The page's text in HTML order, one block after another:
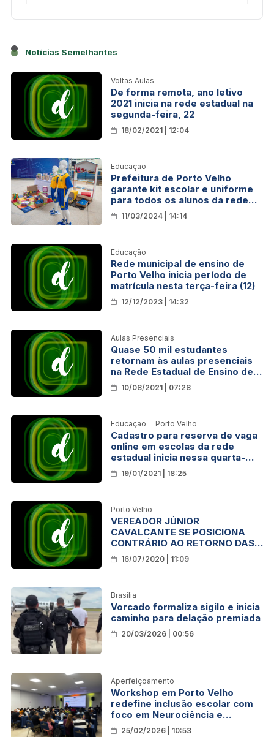
Notícias Semelhantes
Voltas Aulas
De forma remota, ano letivo
2021 inicia na rede estadual na
segunda-feira, 22
18/02/2021 | 12:04
Educação
Prefeitura de Porto Velho
garante kit escolar e uniforme
para todos os alunos da rede
municipal de ensino
11/03/2024 | 14:14
Educação
Rede municipal de ensino de
Porto Velho inicia período de
matrícula nesta terça-feira (12)
12/12/2023 | 14:32
Aulas Presenciais
Quase 50 mil estudantes
retornam às aulas presenciais
na Rede Estadual de Ensino de
Rondônia
10/08/2021 | 07:28
Educação Porto Velho
Cadastro para reserva de vaga
online em escolas da rede
estadual inicia nessa quarta-
feira, 20
19/01/2021 | 18:25
Porto Velho
VEREADOR JÚNIOR
CAVALCANTE SE POSICIONA
CONTRÁRIO AO RETORNO DAS
AULAS NA REDE MUNICIPAL E
ESTADUAL DE ENSINO
16/07/2020 | 11:09
Brasília
Vorcado formaliza sigilo e inicia
caminho para delação premiada
20/03/2026 | 00:56
Aperfeiçoamento
Workshop em Porto Velho
redefine inclusão escolar com
foco em Neurociência e
Governança Educacional
25/02/2026 | 10:53